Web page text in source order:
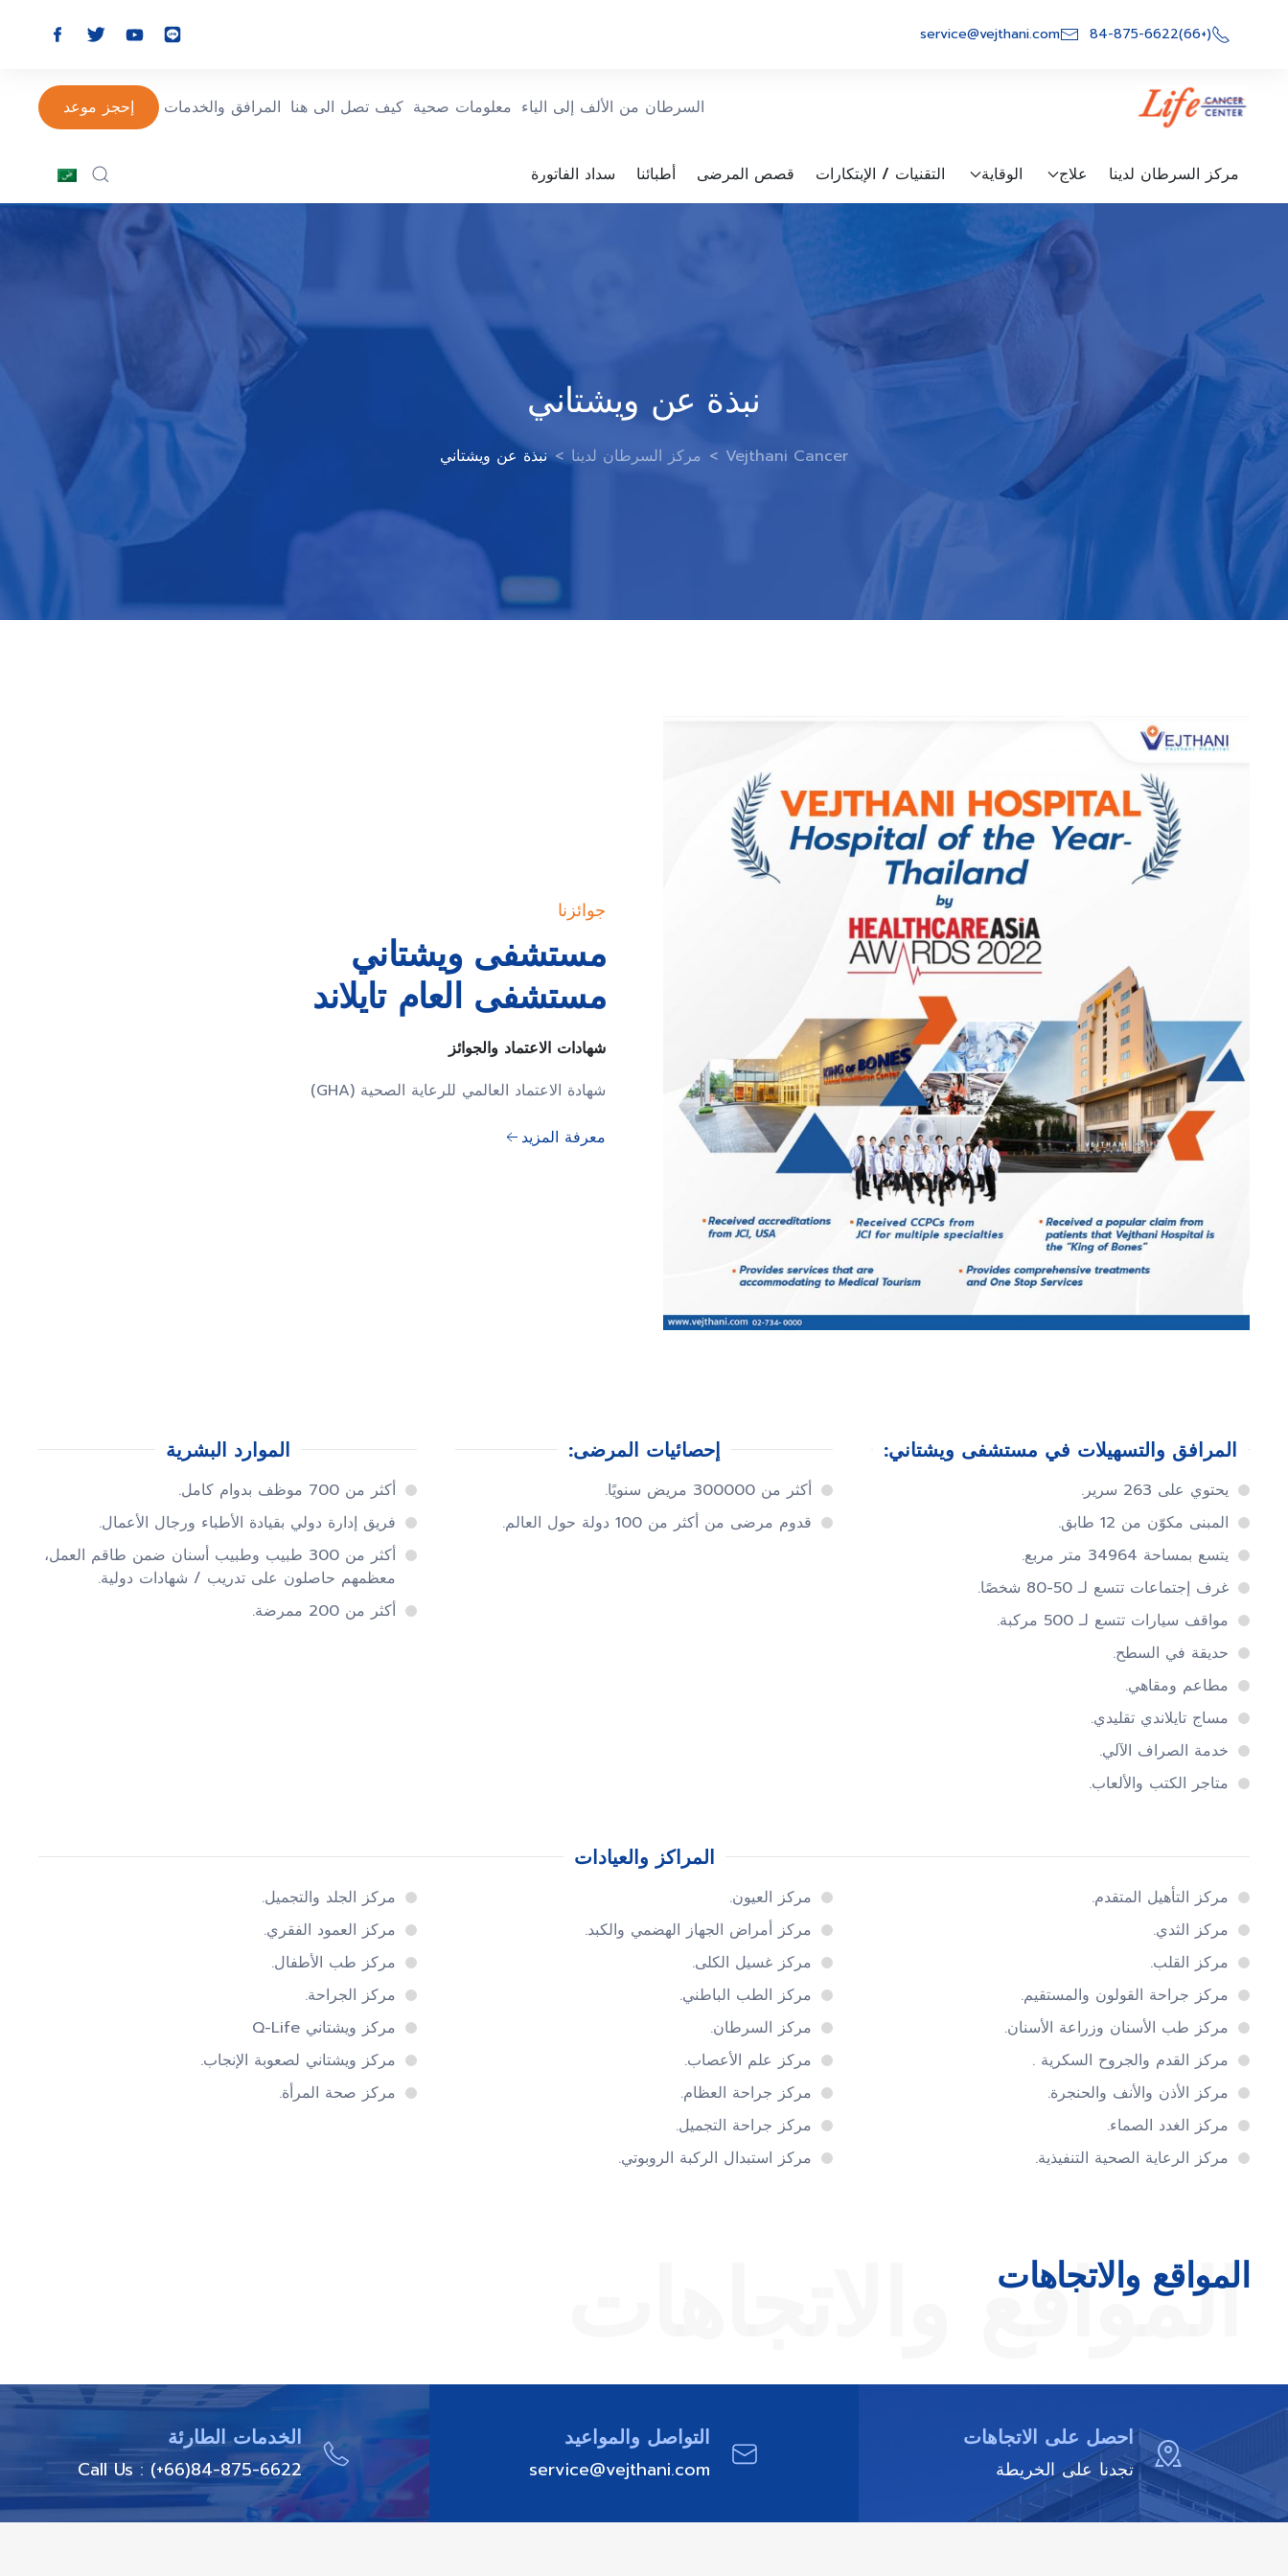
content
(+66)84-875-6622
service@vejthani.com
السرطان من الألف إلى الياء معلومات صحية كيف تصل الى هنا المرافق والخدمات إحجز موعد
مركز السرطان لدينا علاج الوقاية التقنيات / الإبتكارات قصص المرضى أطبائنا سداد الفاتورة
نبذة عن ويشتاني
Vejthani Cancer
> مركز السرطان لدينا > نبذة عن ويشتاني
جوائزنا
مستشفى ويشتاني
مستشفى العام تايلاند
شهادات الاعتماد والجوائز
شهادة الاعتماد العالمي للرعاية الصحية (GHA)
معرفة المزيد
المرافق والتسهيلات في مستشفى ويشتاني:
يحتوي على 263 سرير.
المبنى مكوّن من 12 طابق.
يتسع بمساحة 34964 متر مربع.
غرف إجتماعات تتسع لـ 50-80 شخصًا.
مواقف سيارات تتسع لـ 500 مركبة.
حديقة في السطح.
مطاعم ومقاهي.
مساج تايلاندي تقليدي.
خدمة الصراف الآلي.
متاجر الكتب والألعاب.
إحصائيات المرضى:
أكثر من 300000 مريض سنويًا.
قدوم مرضى من أكثر من 100 دولة حول العالم.
الموارد البشرية
أكثر من 700 موظف بدوام كامل.
فريق إدارة دولي بقيادة الأطباء ورجال الأعمال.
أكثر من 300 طبيب وطبيب أسنان ضمن طاقم العمل،
معظمهم حاصلون على تدريب / شهادات دولية.
أكثر من 200 ممرضة.
المراكز والعيادات
مركز التأهيل المتقدم.
مركز الثدي.
مركز القلب.
مركز جراحة القولون والمستقيم.
مركز طب الأسنان وزراعة الأسنان.
مركز القدم والجروح السكرية .
مركز الأذن والأنف والحنجرة.
مركز الغدد الصماء.
مركز الرعاية الصحية التنفيذية.
مركز العيون.
مركز أمراض الجهاز الهضمي والكبد.
مركز غسيل الكلى.
مركز الطب الباطني.
مركز السرطان.
مركز علم الأعصاب.
مركز جراحة العظام.
مركز جراحة التجميل.
مركز استبدال الركبة الروبوتي.
مركز الجلد والتجميل.
مركز العمود الفقري.
مركز طب الأطفال.
مركز الجراحة.
مركز ويشتاني Q-Life
مركز ويشتاني لصعوبة الإنجاب.
مركز صحة المرأة.
المواقع والاتجاهات
المواقع والاتجاهات
احصل على الاتجاهات
تجدنا على الخريطة
التواصل والمواعيد
service@vejthani.com
الخدمات الطارئة
Call Us : (+66)84-875-6622